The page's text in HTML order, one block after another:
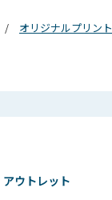
オリジナルプリント
ウトレット